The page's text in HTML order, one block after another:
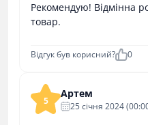
Рекомендую! Відмінна
товар.
Відгук був корисний? 0
5
Артем
25 cічня 2024